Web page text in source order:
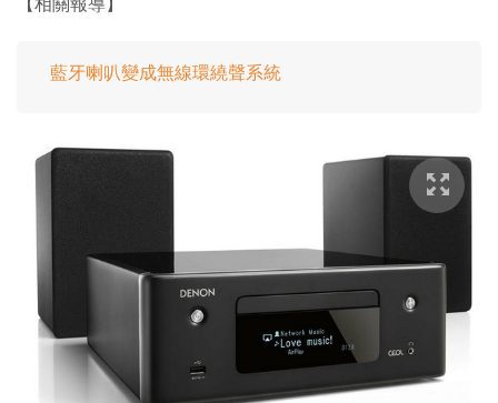
藍牙喇叭變成無線環繞聲系統